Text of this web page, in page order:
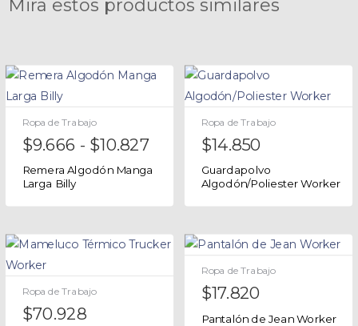
Mira estos productos similares
Ropa de Trabajo
$9.666 - $10.827
Remera Algodón Manga
Larga Billy
Ropa de Trabajo
$14.850
Guardapolvo
Algodón/Poliester Worker
Ropa de Trabajo
$70.928
Ropa de Trabajo
$17.820
Pantalón de Jean Worker